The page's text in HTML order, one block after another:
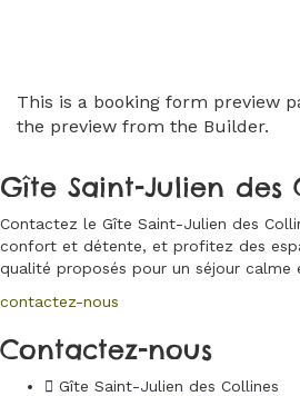
This is a booking form preview
the preview from the Builder.
Gîte Saint-Julien des
Contactez le Gîte Saint-Julien des
confort et détente, et profitez des
qualité proposés pour un séjour calme
contactez-nous
Contactez-nous
Gîte Saint-Julien des Collines